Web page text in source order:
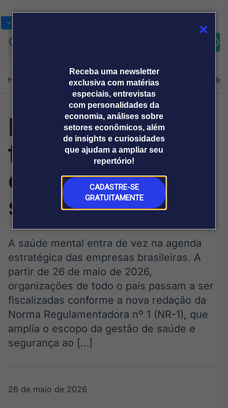
Receba uma newsletter
exclusiva com matérias
especiais, entrevistas
com personalidades da
economia, análises sobre
setores econômicos, além
de insights e curiosidades
que ajudam a ampliar seu
repertório!
CADASTRE-SE
GRATUITAMENTE
Home Produtos e soluçõesNotíciasBlogWeekend
Plataformas
Broadcast
Broadcast+
O mercado
financeiro em
tempo real
Broadcast
Agro
Tudo sobre o
agronegócio
Broadcast
Político
Os bastidores da
Sobre nós Releases Broadcast
Prêmio Broadcast
Analistas
Prêmio Broadcast
Empresas
Agências de
comunicação
Releases
Nova NR-1 amplia
foco das
empresas na
saúde mental
A saúde mental entra de vez na agenda
estratégica das empresas brasileiras. A
partir de 26 de maio de 2026,
organizações de todo o país passam a ser
fiscalizadas conforme a nova redação da
Norma Regulamentadora nº 1 (NR-1), que
amplia o escopo da gestão de saúde e
segurança ao […]
26 de maio de 2026